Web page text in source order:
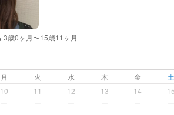
英検
自治体届出済ベビーシッター
高校受験
大学受験
3歳0ヶ月〜15歳11ヶ月
月 火 水 木 金
10 11 12 13 14